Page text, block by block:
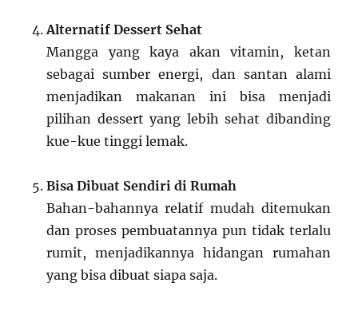
Alternatif Dessert Sehat
Mangga yang kaya akan vitamin, ketan
sebagai sumber energi, dan santan alami
menjadikan makanan ini bisa menjadi
pilihan dessert yang lebih sehat dibanding
kue-kue tinggi lemak.
Bisa Dibuat Sendiri di Rumah
Bahan-bahannya relatif mudah ditemukan
dan proses pembuatannya pun tidak terlalu
rumit, menjadikannya hidangan rumahan
yang bisa dibuat siapa saja.